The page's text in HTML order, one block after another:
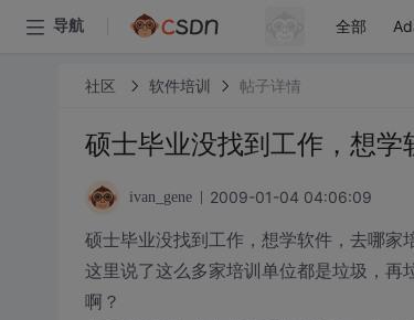
导航 全部
社区 软件培训 帖子详情
硕士毕业没找到工作，想学
ivan_gene 2009-01-04 04:06:09
硕士毕业没找到工作，想学软件，去哪家
这里说了这么多家培训单位都是垃圾，再
啊？